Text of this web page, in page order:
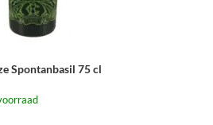
Spontanbasil 75 cl